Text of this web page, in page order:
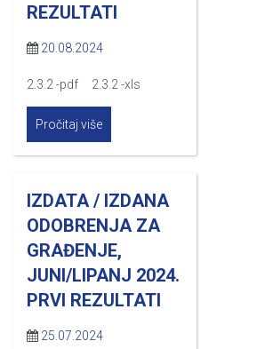
REZULTATI
20.08.2024
2.3.2 -pdf 2.3.2 -xls
Pročitaj više
IZDATA / IZDANA
ODOBRENJA ZA
GRAĐENJE,
JUNI/LIPANJ 2024.
PRVI REZULTATI
25.07.2024